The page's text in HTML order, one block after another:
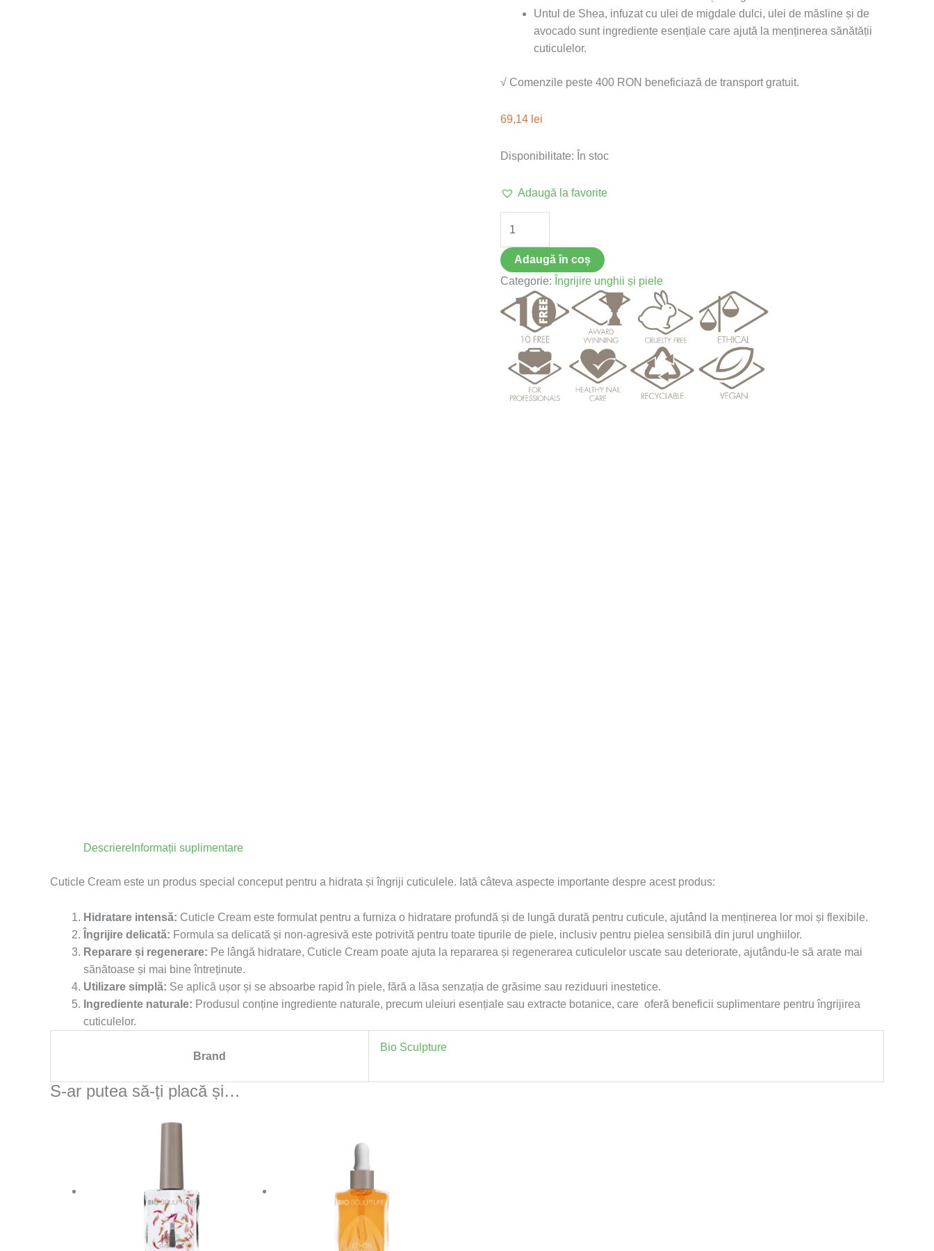
Untul de Shea, infuzat cu ulei de migdale dulci, ulei de măsline și de
avocado sunt ingrediente esențiale care ajută la menținerea sănătății
cuticulelor.
√ Comenzile peste 400 RON beneficiază de transport gratuit.
69,14 lei
Disponibilitate: În stoc
Adaugă la favorite
Adaugă în coș
Categorie: Îngrijire unghii și piele
Descriere Informații suplimentare
Cuticle Cream este un produs special conceput pentru a hidrata și îngriji cuticulele. Iată câteva aspecte importante despre acest produs:
Hidratare intensă: Cuticle Cream este formulat pentru a furniza o hidratare profundă și de lungă durată pentru cuticule, ajutând la menținerea lor moi și flexibile.
Îngrijire delicată: Formula sa delicată și non-agresivă este potrivită pentru toate tipurile de piele, inclusiv pentru pielea sensibilă din jurul unghiilor.
Reparare și regenerare: Pe lângă hidratare, Cuticle Cream poate ajuta la repararea și regenerarea cuticulelor uscate sau deteriorate, ajutându-le să arate mai
sănătoase și mai bine întreținute.
Utilizare simplă: Se aplică ușor și se absoarbe rapid în piele, fără a lăsa senzația de grăsime sau reziduuri inestetice.
Ingrediente naturale: Produsul conține ingrediente naturale, precum uleiuri esențiale sau extracte botanice, care oferă beneficii suplimentare pentru îngrijirea
cuticulelor.
Brand
Bio Sculpture
S-ar putea să-ți placă și…